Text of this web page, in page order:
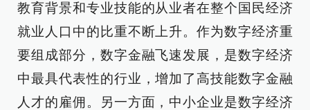
教育背景和专业技能的从业者在整个国民经济
就业人口中的比重不断上升。作为数字经济重
要组成部分，数字金融飞速发展，是数字经济
中最具代表性的行业，增加了高技能数字金融
人才的雇佣。另一方面，中小企业是数字经济